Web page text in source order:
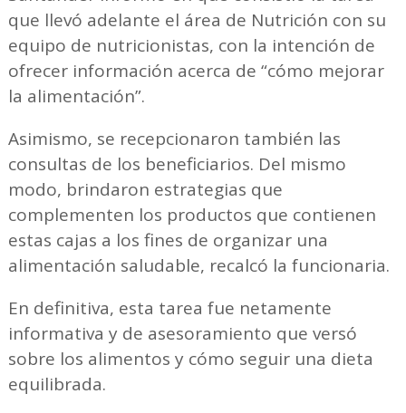
que llevó adelante el área de Nutrición con su
equipo de nutricionistas, con la intención de
ofrecer información acerca de “cómo mejorar
la alimentación”.
Asimismo, se recepcionaron también las
consultas de los beneficiarios. Del mismo
modo, brindaron estrategias que
complementen los productos que contienen
estas cajas a los fines de organizar una
alimentación saludable, recalcó la funcionaria.
En definitiva, esta tarea fue netamente
informativa y de asesoramiento que versó
sobre los alimentos y cómo seguir una dieta
equilibrada.